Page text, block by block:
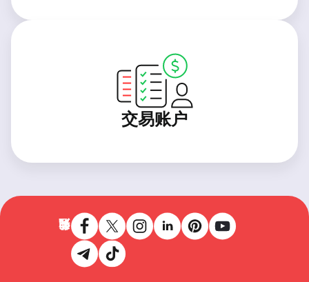
交易账户